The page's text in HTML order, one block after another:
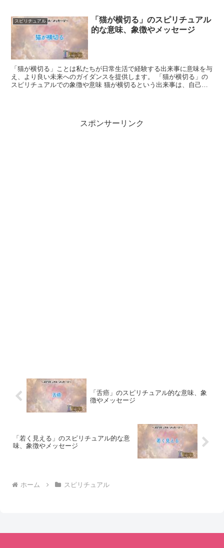
スピリチュアル
「猫が横切る」のスピリチュアル
的な意味、象徴やメッセージ
「猫が横切る」ことは私たちが日常生活で経験する出来事に意味を与
え、より良い未来へのガイダンスを提供します。 「猫が横切る」の
スピリチュアルでの象徴や意味 猫が横切るという出来事は、自己探
スポンサーリンク
「舌癌」のスピリチュアル的な意味、象
徴やメッセージ
「若く見える」のスピリチュアル的な意
味、象徴やメッセージ
ホーム スピリチュアル